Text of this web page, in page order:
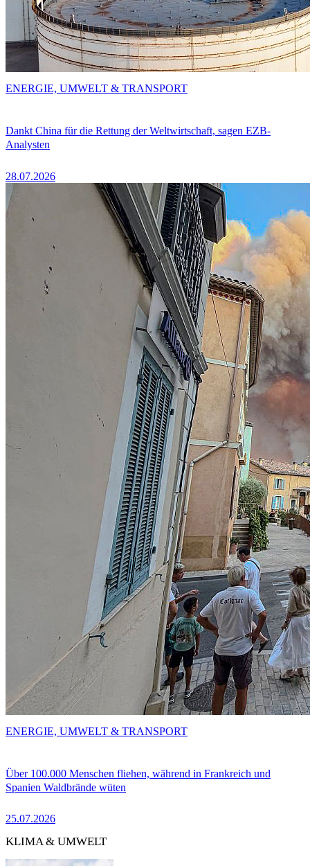
Dankt China für die Rettung der Weltwirtschaft, sagen EZB-
Analysten
28.07.2026
ENERGIE, UMWELT & TRANSPORT
Über 100.000 Menschen fliehen, während in Frankreich und
Spanien Waldbrände wüten
25.07.2026
ENERGIE, UMWELT & TRANSPORT
KLIMA & UMWELT